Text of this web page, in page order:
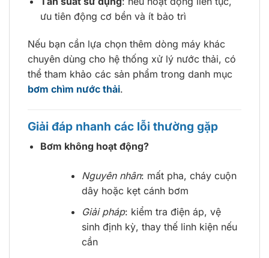
ưu tiên động cơ bền và ít bảo trì
Nếu bạn cần lựa chọn thêm dòng máy khác
chuyên dùng cho hệ thống xử lý nước thải, có
thể tham khảo các sản phẩm trong danh mục
bơm chìm nước thải.
Giải đáp nhanh các lỗi thường gặp
Bơm không hoạt động?
Nguyên nhân: mất pha, cháy cuộn
dây hoặc kẹt cánh bơm
Giải pháp: kiểm tra điện áp, vệ
sinh định kỳ, thay thế linh kiện nếu
cần